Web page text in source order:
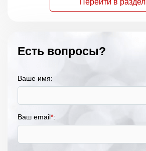
Перейти в раздел
Есть вопросы?
Ваше имя:
Ваш email*: